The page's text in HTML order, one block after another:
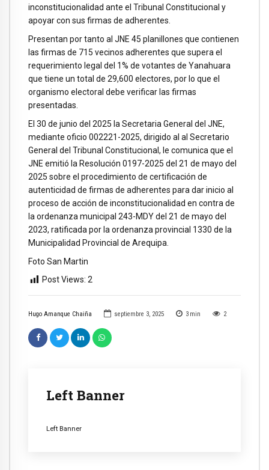
Hugo Amanque Chaiña septiembre 3, 2025 3 min 2
Left Banner
Left Banner
inconstitucionalidad ante el Tribunal Constitucional y
apoyar con sus firmas de adherentes.
Presentan por tanto al JNE 45 planillones que contienen
las firmas de 715 vecinos adherentes que supera el
requerimiento legal del 1% de votantes de Yanahuara
que tiene un total de 29,600 electores, por lo que el
organismo electoral debe verificar las firmas
presentadas.
El 30 de junio del 2025 la Secretaria General del JNE,
mediante oficio 002221-2025, dirigido al al Secretario
General del Tribunal Constitucional, le comunica que el
JNE emitió la Resolución 0197-2025 del 21 de mayo del
2025 sobre el procedimiento de certificación de
autenticidad de firmas de adherentes para dar inicio al
proceso de acción de inconstitucionalidad en contra de
la ordenanza municipal 243-MDY del 21 de mayo del
2023, ratificada por la ordenanza provincial 1330 de la
Municipalidad Provincial de Arequipa.
Foto San Martin
Post Views: 2